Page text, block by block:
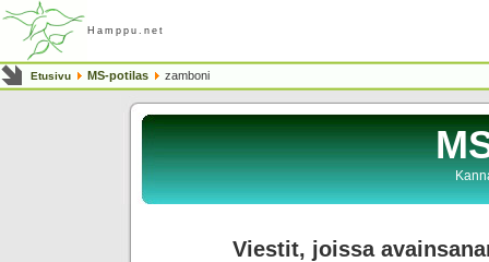
Hamppu.net
Etusivu MS-potilas zamboni
Viestit, joissa